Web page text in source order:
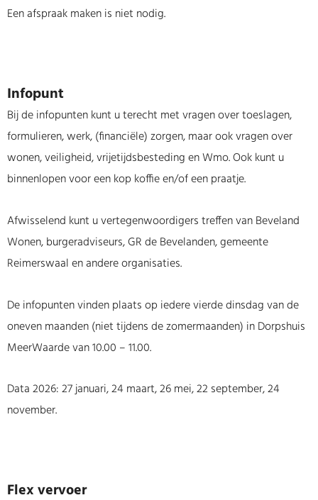
Een afspraak maken is niet nodig.
Infopunt
Bij de infopunten kunt u terecht met vragen over toeslagen,
formulieren, werk, (financiële) zorgen, maar ook vragen over
wonen, veiligheid, vrijetijdsbesteding en Wmo. Ook kunt u
binnenlopen voor een kop koffie en/of een praatje.
Afwisselend kunt u vertegenwoordigers treffen van Beveland
Wonen, burgeradviseurs, GR de Bevelanden, gemeente
Reimerswaal en andere organisaties.
De infopunten vinden plaats op iedere vierde dinsdag van de
oneven maanden (niet tijdens de zomermaanden) in Dorpshuis
MeerWaarde van 10.00 – 11.00.
Data 2026: 27 januari, 24 maart, 26 mei, 22 september, 24
november.
Flex vervoer